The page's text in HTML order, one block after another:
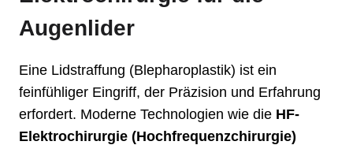
Augenlider
Eine Lidstraffung (Blepharoplastik) ist ein
feinfühliger Eingriff, der Präzision und Erfahrung
erfordert. Moderne Technologien wie die HF-
Elektrochirurgie (Hochfrequenzchirurgie)